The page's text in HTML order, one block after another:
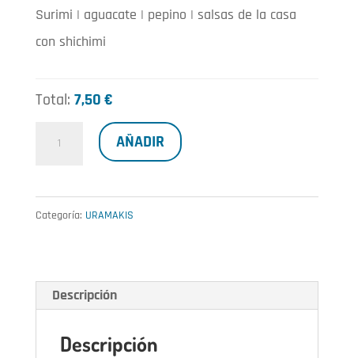
Surimi | aguacate | pepino | salsas de la casa
con shichimi
Total: 7,50 €
AÑADIR
Categoría: URAMAKIS
Descripción
Descripción